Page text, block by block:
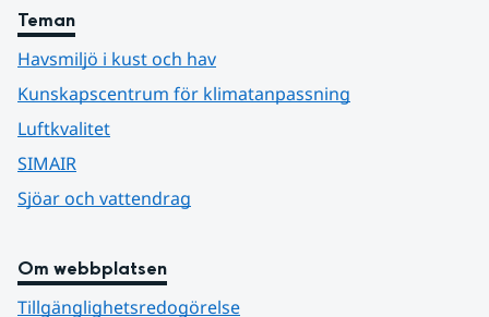
Teman
Havsmiljö i kust och hav
Kunskapscentrum för klimatanpassning
Luftkvalitet
SIMAIR
Sjöar och vattendrag
Om webbplatsen
Tillgänglighetsredogörelse